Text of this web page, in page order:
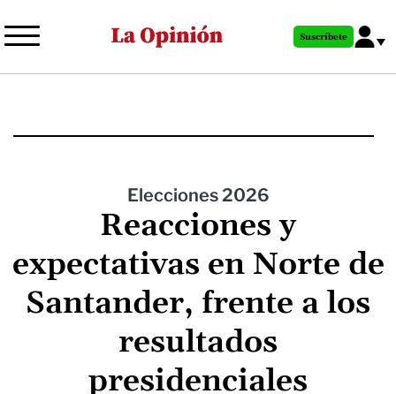
al
principal
Suscríbete
Elecciones 2026
Reacciones y
expectativas en Norte de
Santander, frente a los
resultados
presidenciales